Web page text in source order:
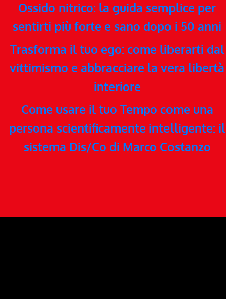
Ossido nitrico: la guida semplice per
sentirti più forte e sano dopo i 50 anni
Trasforma il tuo ego: come liberarti dal
vittimismo e abbracciare la vera libertà
interiore
Come usare il tuo Tempo come una
persona scientificamente intelligente: il
sistema Dis/Co di Marco Costanzo